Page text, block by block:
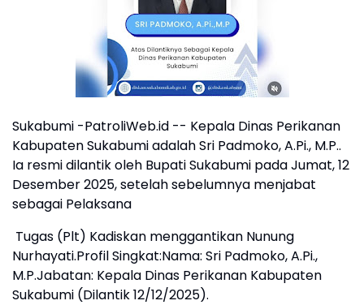
Sukabumi -PatroliWeb.id -- Kepala Dinas Perikanan
Kabupaten Sukabumi adalah Sri Padmoko, A.Pi., M.P..
Ia resmi dilantik oleh Bupati Sukabumi pada Jumat, 12
Desember 2025, setelah sebelumnya menjabat
sebagai Pelaksana
Tugas (Plt) Kadiskan menggantikan Nunung
Nurhayati.Profil Singkat:Nama: Sri Padmoko, A.Pi.,
M.P.Jabatan: Kepala Dinas Perikanan Kabupaten
Sukabumi (Dilantik 12/12/2025).